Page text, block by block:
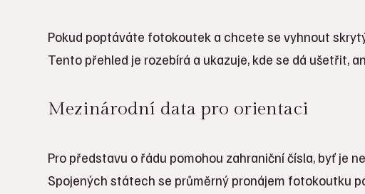
Pokud poptáváte fotokoutek a chcete se vyhnout
Tento přehled je rozebírá a ukazuje, kde se dá ušetřit,
Mezinárodní data pro orientaci
Pro představu o řádu pomohou zahraniční čísla, byť je
Spojených státech se průměrný pronájem fotokoutku